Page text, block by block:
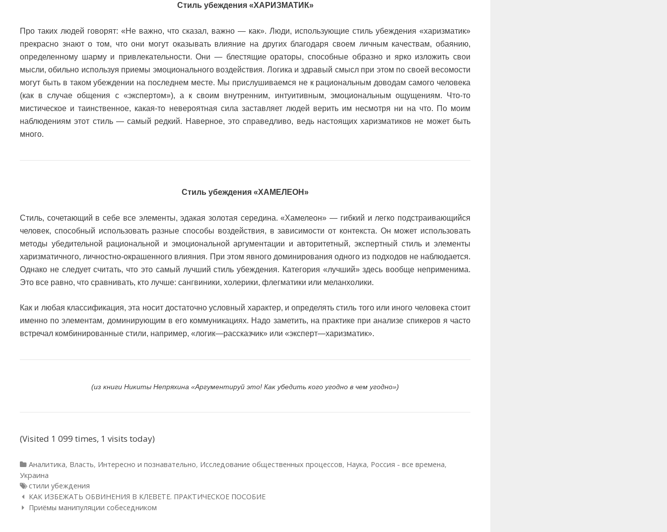
Стиль убеждения «ХАРИЗМАТИК»
Про таких людей говорят: «Не важно, что сказал, важно — как». Люди, использующие стиль убеждения «харизматик»
прекрасно знают о том, что они могут оказывать влияние на других благодаря своем личным качествам, обаянию,
определенному шарму и привлекательности. Они — блестящие ораторы, способные образно и ярко изложить свои
мысли, обильно используя приемы эмоционального воздействия. Логика и здравый смысл при этом по своей весомости
могут быть в таком убеждении на последнем месте. Мы прислушиваемся не к рациональным доводам самого человека
(как в случае общения с «экспертом»), а к своим внутренним, интуитивным, эмоциональным ощущениям. Что-то
мистическое и таинственное, какая-то невероятная сила заставляет людей верить им несмотря ни на что. По моим
наблюдениям этот стиль — самый редкий. Наверное, это справедливо, ведь настоящих харизматиков не может быть
много.
Стиль убеждения «ХАМЕЛЕОН»
Стиль, сочетающий в себе все элементы, эдакая золотая середина. «Хамелеон» — гибкий и легко подстраивающийся
человек, способный использовать разные способы воздействия, в зависимости от контекста. Он может использовать
методы убедительной рациональной и эмоциональной аргументации и авторитетный, экспертный стиль и элементы
харизматичного, личностно-окрашенного влияния. При этом явного доминирования одного из подходов не наблюдается.
Однако не следует считать, что это самый лучший стиль убеждения. Категория «лучший» здесь вообще неприменима.
Это все равно, что сравнивать, кто лучше: сангвиники, холерики, флегматики или меланхолики.
Как и любая классификация, эта носит достаточно условный характер, и определять стиль того или иного человека стоит
именно по элементам, доминирующим в его коммуникациях. Надо заметить, на практике при анализе спикеров я часто
встречал комбинированные стили, например, «логик—рассказчик» или «эксперт—харизматик».
(из книги Никиты Непряхина «Аргументируй это! Как убедить кого угодно в чем угодно»)
(Visited 1 099 times, 1 visits today)
Рубрики
Аналитика, Власть, Интересно и познавательно, Исследование общественных процессов, Наука, Россия - все времена,
Украина
Метки
стили убеждения
Навигация по статьям
КАК ИЗБЕЖАТЬ ОБВИНЕНИЯ В КЛЕВЕТЕ. ПРАКТИЧЕСКОЕ ПОСОБИЕ
Приёмы манипуляции собеседником